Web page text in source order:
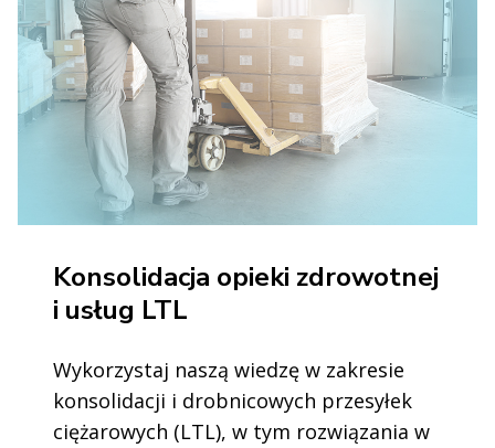
Konsolidacja opieki zdrowotnej
i usług LTL
Wykorzystaj naszą wiedzę w zakresie
konsolidacji i drobnicowych przesyłek
ciężarowych (LTL), w tym rozwiązania w